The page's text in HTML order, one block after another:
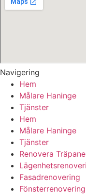
Navigering
Hem
Målare Haninge
Tjänster
Hem
Målare Haninge
Tjänster
Renovera
Fasadrenovering
Fönsterrenovering